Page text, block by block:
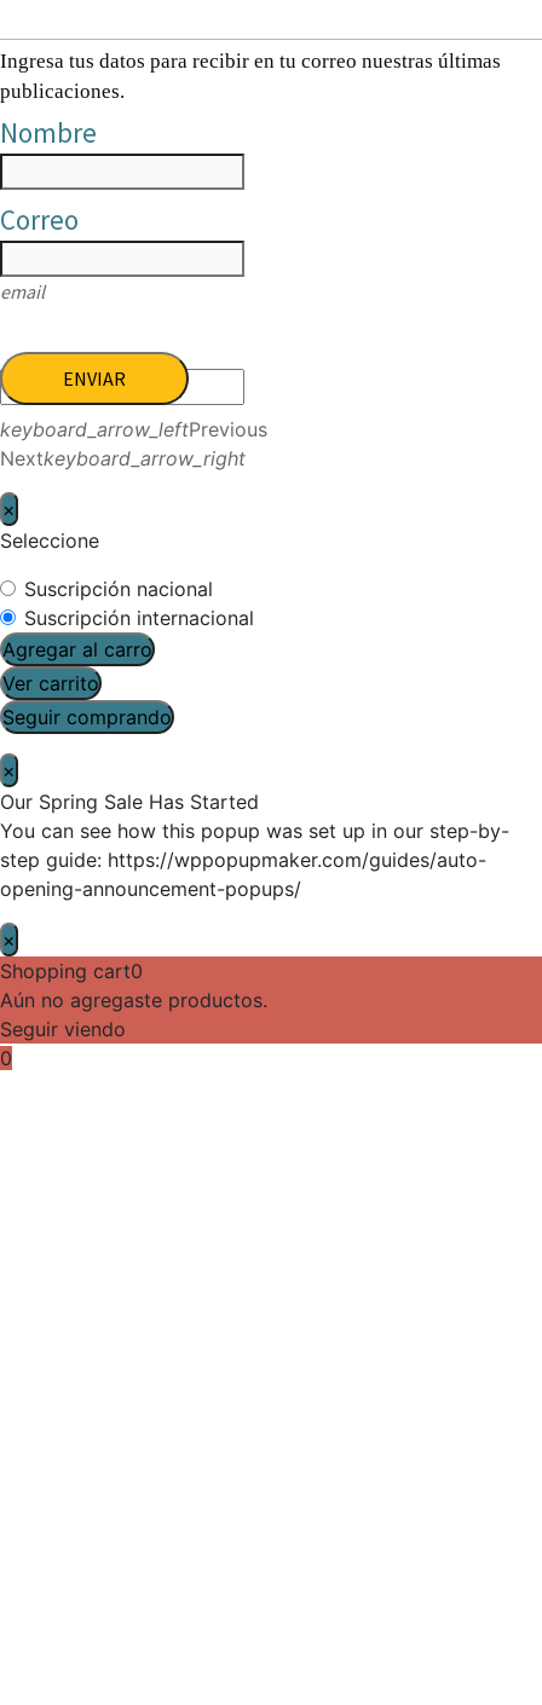
Ingresa tus datos para recibir en tu correo nuestras últimas
publicaciones.
Nombre
Correo
email
ENVIAR
keyboard_arrow_leftPrevious
Nextkeyboard_arrow_right
×
Seleccione
Suscripción nacional
Suscripción internacional
Agregar al carro
Ver carrito
Seguir comprando
×
Our Spring Sale Has Started
You can see how this popup was set up in our step-by-
step guide: https://wppopupmaker.com/guides/auto-
opening-announcement-popups/
×
Shopping cart0
Aún no agregaste productos.
Seguir viendo
0